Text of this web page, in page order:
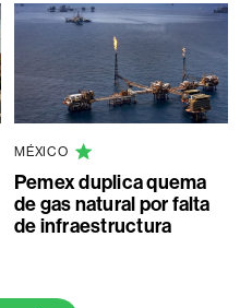
MÉXICO
Pemex duplica quema
de gas natural por falta
de infraestructura